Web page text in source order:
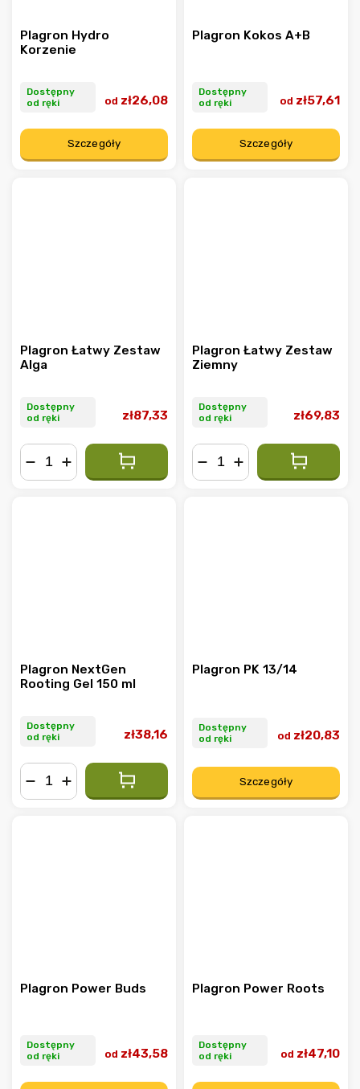
Plagron Hydro
Korzenie
Dostępny
od ręki
od zł26,08
Szczegóły
Plagron Kokos A+B
Dostępny
od ręki
od zł57,61
Szczegóły
Plagron Łatwy Zestaw
Alga
Dostępny
od ręki
zł87,33
Plagron Łatwy Zestaw
Ziemny
Dostępny
od ręki
zł69,83
Plagron NextGen
Rooting Gel 150 ml
Dostępny
od ręki
zł38,16
Plagron PK 13/14
Dostępny
od ręki
od zł20,83
Szczegóły
Plagron Power Buds
Dostępny
od ręki
od zł43,58
Plagron Power Roots
Dostępny
od ręki
od zł47,10